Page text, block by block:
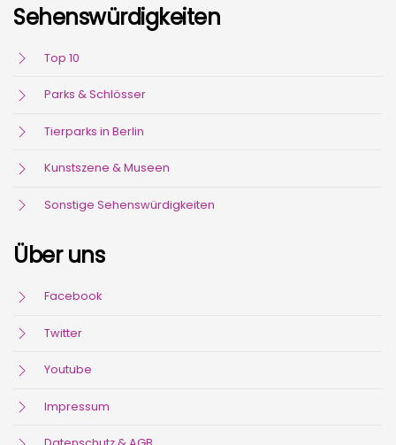
Sehenswürdigkeiten
Top 10
Parks & Schlösser
Tierparks in Berlin
Kunstszene & Museen
Sonstige Sehenswürdigkeiten
Über uns
Facebook
Twitter
Youtube
Impressum